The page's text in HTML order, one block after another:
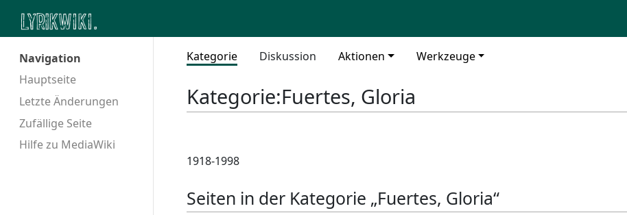
Navigation
Hauptseite
Letzte Änderungen
Zufällige Seite
Hilfe zu MediaWiki
Kategorie Diskussion Aktionen Werkzeuge
Kategorie:Fuertes, Gloria
1918-1998
Seiten in der Kategorie „Fuertes, Gloria“